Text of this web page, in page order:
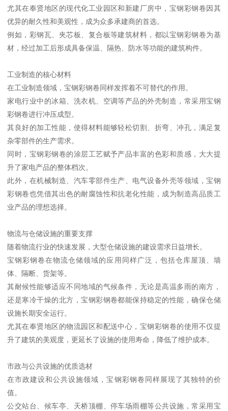
尤其在奉贤地区的现代化工业园区和新建厂房中，宝钢彩钢卷因其
优异的耐久性和美观性，成为众多承建商的首选。
例如，彩钢瓦、夹芯板、复合板等建筑材料，都以宝钢彩钢卷为基
材，经过加工后形成具备保温、隔热、防水等功能的建筑构件。
工业制造的核心材料
在工业制造领域，宝钢彩钢卷同样发挥着不可替代的作用。
家电行业中的冰箱、洗衣机、空调等产品的外壳制造，常采用宝钢
彩钢卷进行冲压成型。
其良好的加工性能，使得材料能够轻松切割、折弯、冲孔，满足复
杂零部件的生产需求。
同时，宝钢彩钢卷的涂层工艺赋予产品丰富的色彩和质感，大大提
升了家电产品的整体档次。
此外，在机械制造、汽车零部件生产、电气设备外壳等领域，宝钢
彩钢卷也凭借其出色的耐腐蚀性和抗老化性能，成为制造高品质工
业产品的理想选择。
物流与仓储设施的重要支撑
随着物流行业的快速发展，大型仓储设施的建设需求日益增长。
宝钢彩钢卷在物流仓储领域的应用同样广泛，包括仓库屋顶、墙
体、隔断、货架等。
其耐候性能够适应不同地域的气候条件，无论是高温多雨的南方，
还是寒冷干燥的北方，宝钢彩钢卷都能保持稳定的性能，确保仓储
设施长期安全运行。
尤其在奉贤地区的物流园区和配送中心，宝钢彩钢卷的使用不仅提
升了建筑的美观度，更延长了设施的使用寿命，降低了维护成本。
市政与公共设施的优质选材
在市政建设和公共设施领域，宝钢彩钢卷同样展现了其独特的价
值。
公交站台、候车亭、天桥顶棚、停车场雨棚等公共设施，常采用宝